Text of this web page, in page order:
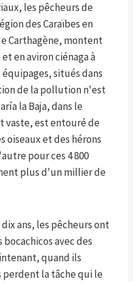
les pêcheurs de
des Caraïbes en
Carthagène, montent
en aviron ciénaga à
situés dans
de la pollution n'est
la Baja, dans le
vaste, est entouré de
oiseaux et des hérons
pour ces 4 800
plus d'un millier de
ans, les pêcheurs ont
bocachicos avec des
quand ils
la tâche qui le